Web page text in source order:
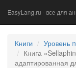
EasyLang.ru - все для
Книги
Уровень
Книга
адаптированная